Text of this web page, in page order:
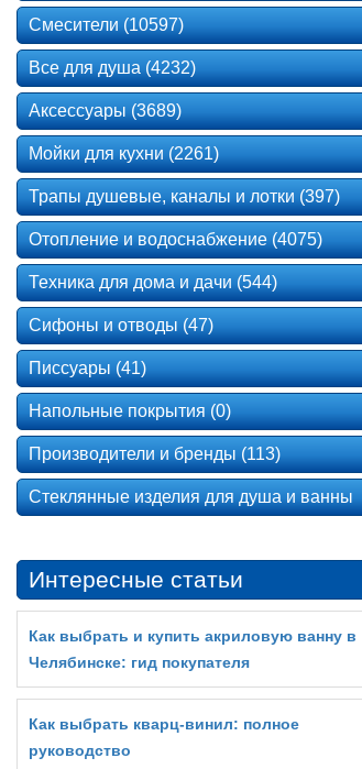
Смесители (10597)
Все для душа (4232)
Аксессуары (3689)
Мойки для кухни (2261)
Трапы душевые, каналы и лотки (397)
Отопление и водоснабжение (4075)
Техника для дома и дачи (544)
Сифоны и отводы (47)
Писсуары (41)
Напольные покрытия (0)
Производители и бренды (113)
Стеклянные изделия для душа и ванны
Интересные статьи
Как выбрать и купить акриловую ванну в
Челябинске: гид покупателя
Как выбрать кварц‑винил: полное
руководство